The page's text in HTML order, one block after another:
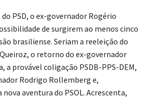
PSD, o ex-governador Rogério
de surgirem ao menos cinco
brasiliense. Seriam a reeleição do
o retorno do ex-governador
a provável coligação PSDB-PPS-DEM,
Rodrigo Rollemberg e,
aventura do PSOL. Acrescenta,